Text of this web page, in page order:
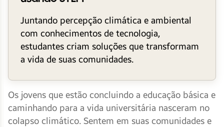
Juntando percepção climática e ambiental
com conhecimentos de tecnologia,
estudantes criam soluções que transformam
a vida de suas comunidades.
Os jovens que estão concluindo a educação básica e
caminhando para a vida universitária nasceram no
colapso climático. Sentem em suas comunidades e